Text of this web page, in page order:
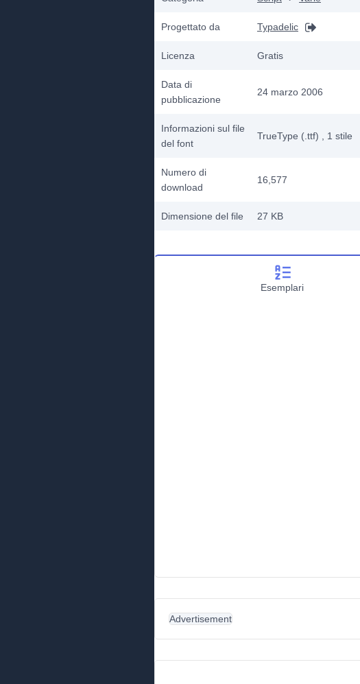
Progettato da Typadelic
Licenza Gratis
Data di
pubblicazione
24 marzo 2006
Informazioni sul file
del font
TrueType (.ttf) , 1 stile
Numero di
download
16,577
Dimensione del file 27 KB
Esemplari
Advertisement